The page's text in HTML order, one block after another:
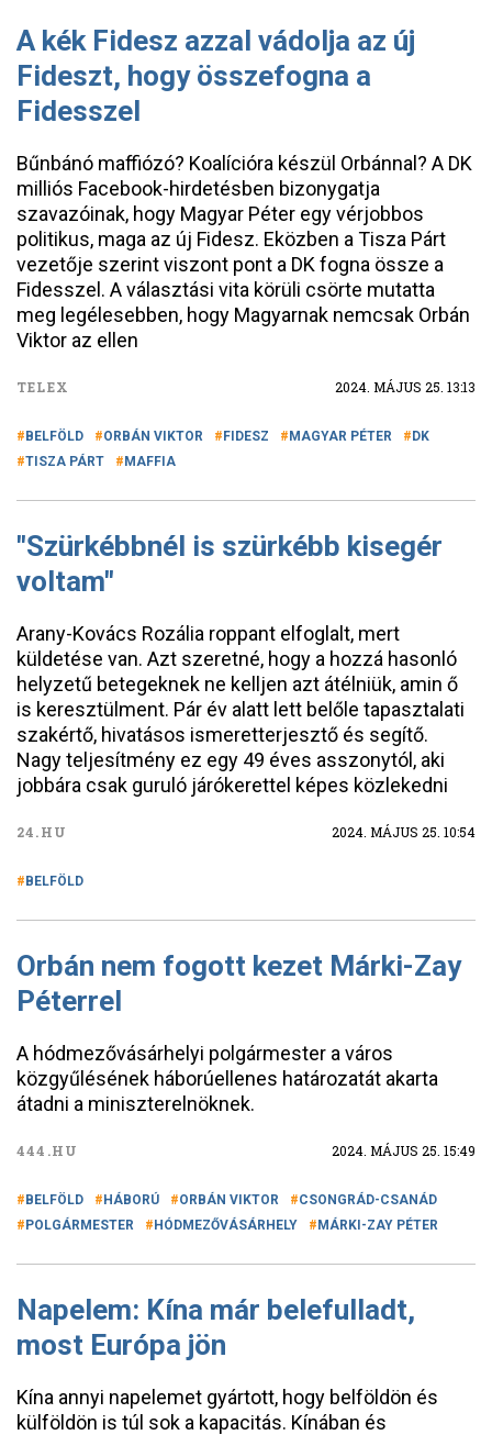
A kék Fidesz azzal vádolja az új
Fideszt, hogy összefogna a
Fidesszel
Bűnbánó maffiózó? Koalícióra készül Orbánnal? A DK
milliós Facebook-hirdetésben bizonygatja
szavazóinak, hogy Magyar Péter egy vérjobbos
politikus, maga az új Fidesz. Eközben a Tisza Párt
vezetője szerint viszont pont a DK fogna össze a
Fidesszel. A választási vita körüli csörte mutatta
meg legélesebben, hogy Magyarnak nemcsak Orbán
Viktor az ellen
TELEX 2024. MÁJUS 25. 13:13
BELFÖLD ORBÁN VIKTOR FIDESZ MAGYAR PÉTER
DK
TISZA PÁRT
MAFFIA
"Szürkébbnél is szürkébb kisegér
voltam"
Arany-Kovács Rozália roppant elfoglalt, mert
küldetése van. Azt szeretné, hogy a hozzá hasonló
helyzetű betegeknek ne kelljen azt átélniük, amin ő
is keresztülment. Pár év alatt lett belőle tapasztalati
szakértő, hivatásos ismeretterjesztő és segítő.
Nagy teljesítmény ez egy 49 éves asszonytól, aki
jobbára csak guruló járókerettel képes közlekedni
24.HU 2024. MÁJUS 25. 10:54
BELFÖLD
Orbán nem fogott kezet Márki-Zay
Péterrel
A hódmezővásárhelyi polgármester a város
közgyűlésének háborúellenes határozatát akarta
átadni a miniszterelnöknek.
444.HU 2024. MÁJUS 25. 15:49
BELFÖLD HÁBORÚ ORBÁN VIKTOR
CSONGRÁD-CSANÁD
POLGÁRMESTER
HÓDMEZŐVÁSÁRHELY MÁRKI-ZAY PÉTER
Napelem: Kína már belefulladt,
most Európa jön
Kína annyi napelemet gyártott, hogy belföldön és
külföldön is túl sok a kapacitás. Kínában és